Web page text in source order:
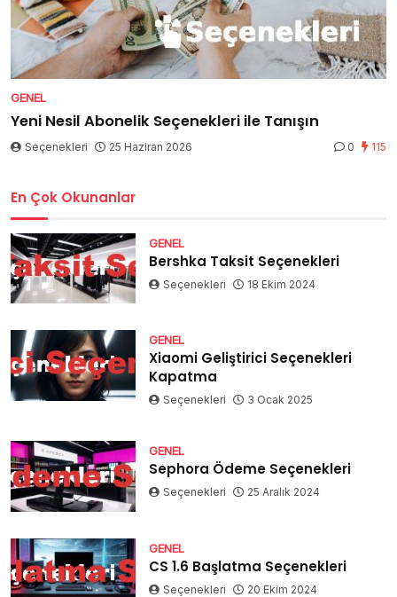
GENEL
Yeni Nesil Abonelik Seçenekleri ile Tanışın
Seçenekleri 25 Haziran 2026 0 115
En Çok Okunanlar
GENEL
Bershka Taksit Seçenekleri
Seçenekleri 18 Ekim 2024
GENEL
Xiaomi Geliştirici Seçenekleri
Kapatma
Seçenekleri 3 Ocak 2025
GENEL
Sephora Ödeme Seçenekleri
Seçenekleri 25 Aralık 2024
GENEL
CS 1.6 Başlatma Seçenekleri
Seçenekleri 20 Ekim 2024